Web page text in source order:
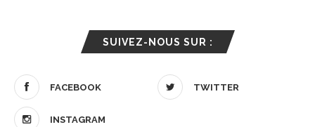
SUIVEZ-NOUS SUR :
FACEBOOK TWITTER
INSTAGRAM